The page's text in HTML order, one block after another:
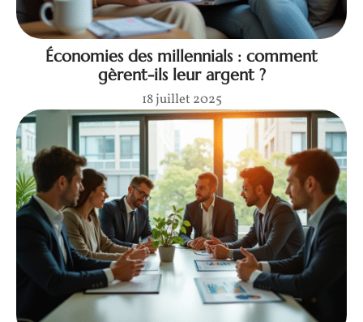
Économies des millennials : comment
gèrent-ils leur argent ?
18 juillet 2025